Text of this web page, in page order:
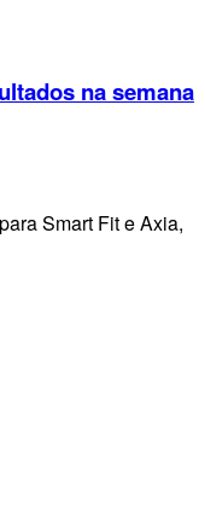
na semana
Smart Fit e Axia,